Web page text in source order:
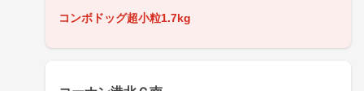
コンボドッグ超小粒1.7kg